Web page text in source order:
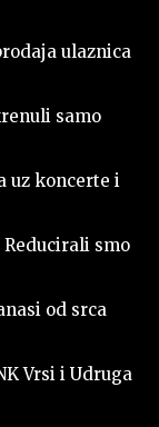
ulaznica
samo
uz koncerte i
Reducirali smo
od srca
Vrsi i Udruga